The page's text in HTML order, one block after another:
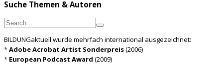
Suche Themen & Autoren
BILDUNGaktuell wurde mehrfach international ausgezeichnet:
*Adobe Acrobat Artist Sonderpreis(2006)
* European Podcast Award (2009)